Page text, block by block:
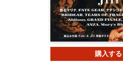
購入する